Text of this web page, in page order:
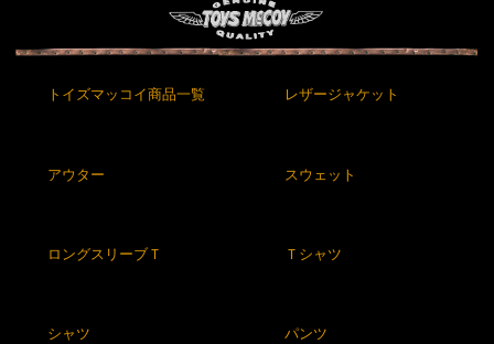
トイズマッコイ商品一覧 レザージャケット
アウター スウェット
ロングスリーブＴ Ｔシャツ
シャツ パンツ